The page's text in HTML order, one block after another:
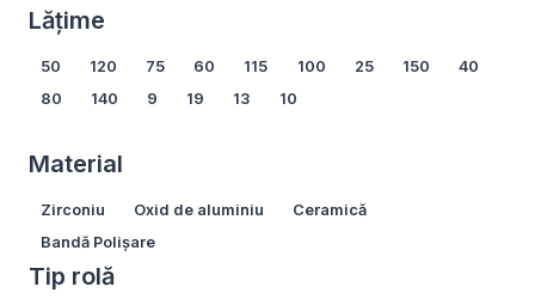
Lățime
Lățime
50 120 75 60 115 100 25 150
40
80
140 9 19 13 10
Material
Material
Zirconiu Oxid de aluminiu
Ceramică
Bandă Polișare
Tip rolă